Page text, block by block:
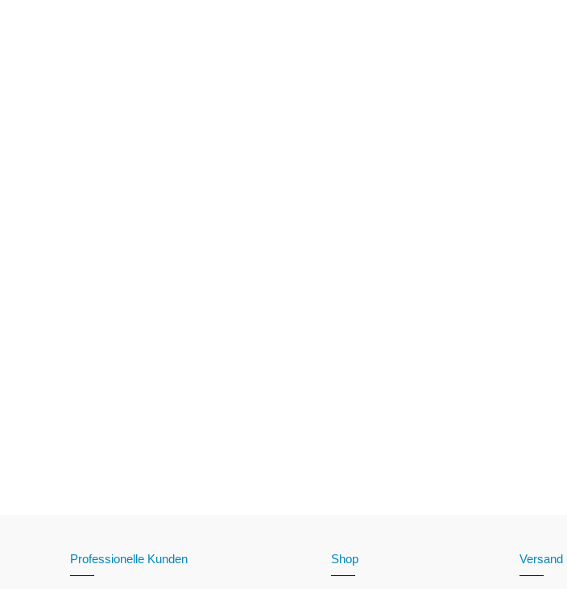
Professionelle Kunden Shop Versand